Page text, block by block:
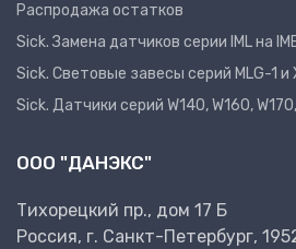
Распродажа остатков
Sick. Замена датчиков серии IML на
Sick. Световые завесы серий MLG-1 и
Sick. Датчики серий W140, W160, W170,
ООО "ДАНЭКС"
Тихорецкий пр., дом 17 Б
Россия, г. Санкт-Петербург,